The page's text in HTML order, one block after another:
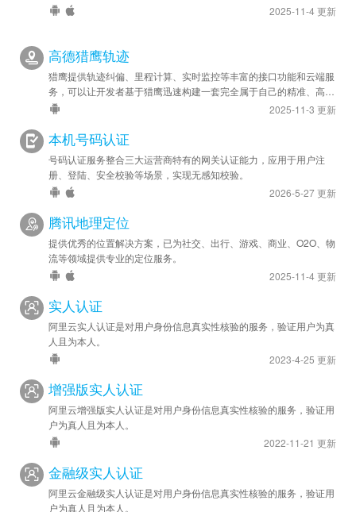
苹果优化 - 已升级 SDK 版本至 v2.7.0
2021-10-22
安卓优化 - SDK 升级至 v5.5.1
2021-08-02
安卓优化 - SDK 升级至 v5.4.0
苹果优化 - SDK 升级至 v2.6.9
2021-06-30
苹果新增 - 接入高德定位 SDK
2021-06-10
安卓新增 - 接入高德定位 SDK
2025-11-4 更新
高德猎鹰轨迹
猎鹰提供轨迹纠偏、里程计算、实时监控等丰富的接口功能和云端服
务，可以让开发者基于猎鹰迅速构建一套完全属于自己的精准、高效
的轨迹管理系统，应用于车队管理、人员管理等领域。2025-11-3 更新
本机号码认证
号码认证服务整合三大运营商特有的网关认证能力，应用于用户注
册、登陆、安全校验等场景，实现无感知校验。
2026-5-27 更新
腾讯地理定位
提供优秀的位置解决方案，已为社交、出行、游戏、商业、O2O、物
流等领域提供专业的定位服务。
2025-11-4 更新
实人认证
阿里云实人认证是对用户身份信息真实性核验的服务，验证用户为真
人且为本人。
2023-4-25 更新
增强版实人认证
阿里云增强版实人认证是对用户身份信息真实性核验的服务，验证用
户为真人且为本人。
2022-11-21 更新
金融级实人认证
阿里云金融级实人认证是对用户身份信息真实性核验的服务，验证用
户为真人且为本人。